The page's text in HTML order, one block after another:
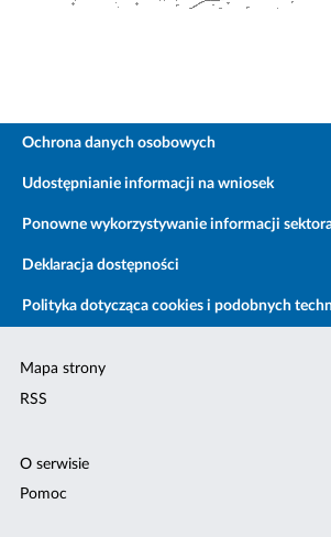
Ochrona danych osobowych
Udostępnianie informacji na wniosek
Ponowne wykorzystywanie informacji
Deklaracja dostępności
Polityka dotycząca cookies i podobnych
Mapa strony
RSS
O serwisie
Pomoc